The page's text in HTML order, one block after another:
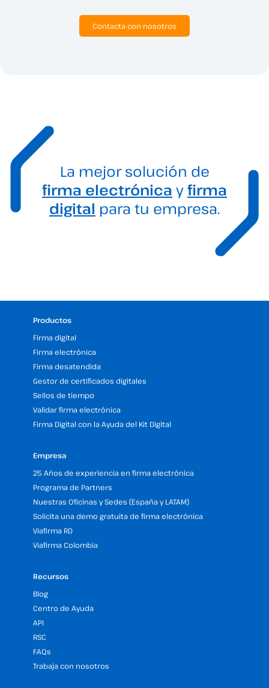
Contacta con nosotros
La mejor solución de
firma electrónica yfirma
digital para tu empresa.
Productos
Firma digital
Firma electrónica
Firma desatendida
Gestor de certificados digitales
Sellos de tiempo
Validar firma electrónica
Firma Digital con la Ayuda del Kit Digital
Empresa
25 Años de experiencia en firma electrónica
Programa de Partners
Nuestras Oficinas y Sedes (España y LATAM)
Solicita una demo gratuita de firma electrónica
Viafirma RD
Viafirma Colombia
Recursos
Blog
Centro de Ayuda
API
RSC
FAQs
Trabaja con nosotros